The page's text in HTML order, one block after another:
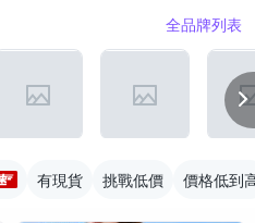
全品牌列表
有現貨 挑戰低價 價格低到